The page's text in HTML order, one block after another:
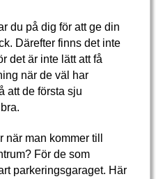
du på dig för att ge din
Därefter finns det inte
det är inte lätt att få
när de väl har
att de första sju
man kommer till
För de som
parkeringsgaraget. Här